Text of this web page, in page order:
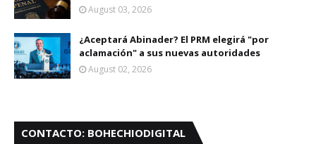
August 03, 2026
¿Aceptará Abinader? El PRM elegirá "por
aclamación" a sus nuevas autoridades
August 02, 2026
CONTACTO: BOHECHIODIGITAL